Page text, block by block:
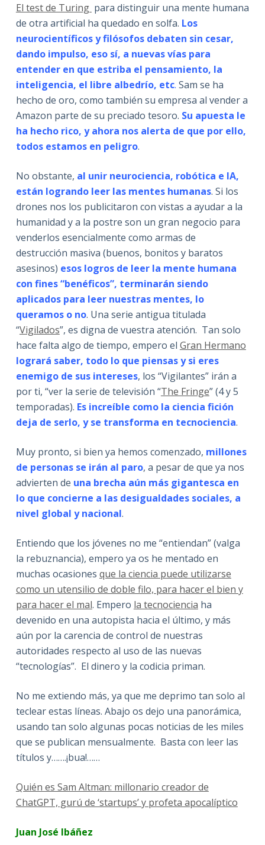
El test de Turing para distinguir una mente humana
de otra artificial ha quedado en solfa. Los
neurocientíficos y filósofos debaten sin cesar,
dando impulso, eso sí, a nuevas vías para
entender en que estriba el pensamiento, la
inteligencia, el libre albedrío, etc. Sam se ha
hecho de oro, como también su empresa al vender a
Amazon parte de su preciado tesoro. Su apuesta le
ha hecho rico, y ahora nos alerta de que por ello,
todos estamos en peligro.
No obstante, al unir neurociencia, robótica e IA,
están logrando leer las mentes humanas. Si los
drones nos los publicitaron con vistas a ayudar a la
humanidad y a la postre son un gran negocio para
venderlos esencialmente como armas de
destrucción masiva (buenos, bonitos y baratos
asesinos) esos logros de leer la mente humana
con fines “benéficos”, terminarán siendo
aplicados para leer nuestras mentes, lo
queramos o no. Una serie antigua titulada
“Vigilados”, es digna de vuestra atención. Tan solo
hace falta algo de tiempo, empero el Gran Hermano
logrará saber, todo lo que piensas y si eres
enemigo de sus intereses, los “Vigilantes” irán a
por ti, “ver la serie de televisión “The Fringe” (4 y 5
temporadas). Es increíble como la ciencia fición
deja de serlo, y se transforma en tecnociencia.
Muy pronto, si bien ya hemos comenzado, millones
de personas se irán al paro, a pesar de que ya nos
advierten de una brecha aún más gigantesca en
lo que concierne a las desigualdades sociales, a
nivel global y nacional.
Entiendo que los jóvenes no me “entiendan” (valga
la rebuznancia), empero ya os he mentado en
muchas ocasiones que la ciencia puede utilizarse
como un utensilio de doble filo, para hacer el bien y
para hacer el mal. Empero la tecnociencia ha
devenido en una autopista hacia el último, y más
aún por la carencia de control de nuestras
autoridades respecto al uso de las nuevas
“tecnologías”. El dinero y la codicia priman.
No me extiendo más, ya que me deprimo tan solo al
teclear estas líneas. Abajo os dejo una panorámica,
usando tan solo algunas pocas noticias de les miles
que se publican mensualmente. Basta con leer las
títulos y…….¡bua!……
Quién es Sam Altman: millonario creador de
ChatGPT, gurú de ‘startups’ y profeta apocalíptico
Juan José Ibáñez